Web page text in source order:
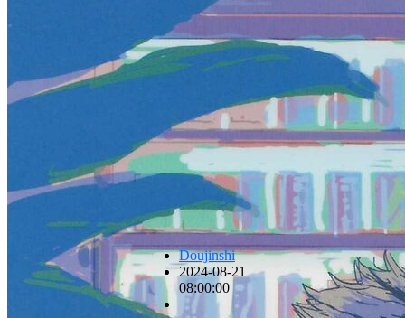
Doujinshi
2024-08-21
08:00:00